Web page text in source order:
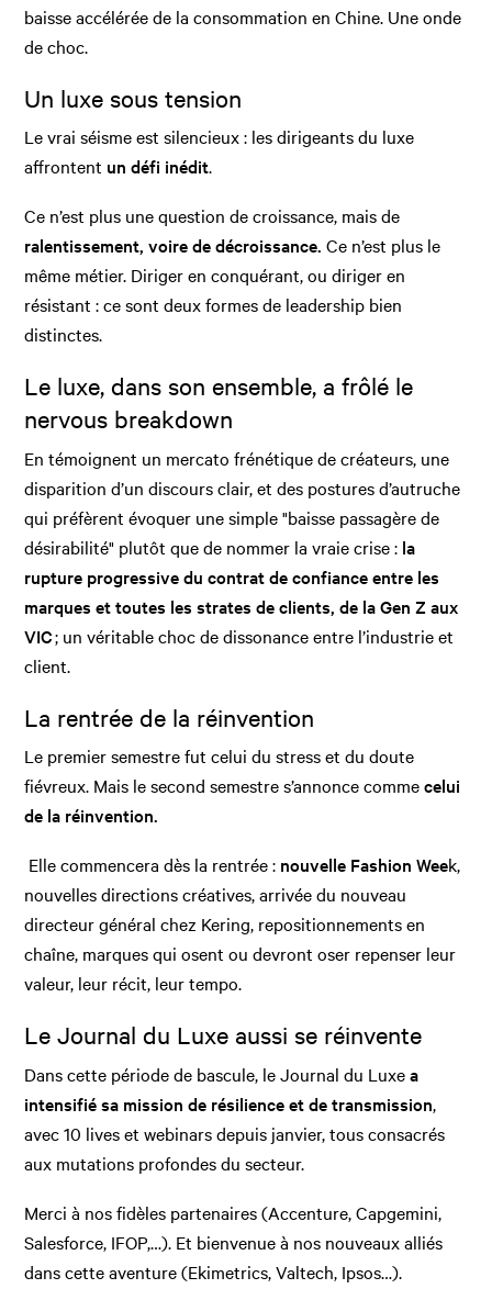
baisse accélérée de la consommation en Chine. Une onde
de choc.
Un luxe sous tension
Le vrai séisme est silencieux : les dirigeants du luxe
affrontent un défi inédit.
Ce n’est plus une question de croissance, mais de
ralentissement, voire de décroissance. Ce n’est plus le
même métier. Diriger en conquérant, ou diriger en
résistant : ce sont deux formes de leadership bien
distinctes.
Le luxe, dans son ensemble, a frôlé le
nervous breakdown
En témoignent un mercato frénétique de créateurs, une
disparition d’un discours clair, et des postures d’autruche
qui préfèrent évoquer une simple "baisse passagère de
désirabilité" plutôt que de nommer la vraie crise : la
rupture progressive du contrat de confiance entre les
marques et toutes les strates de clients, de la Gen Z aux
VIC; un véritable choc de dissonance entre l’industrie et
client.
La rentrée de la réinvention
Le premier semestre fut celui du stress et du doute
fiévreux. Mais le second semestre s’annonce commecelui
de la réinvention.
Elle commencera dès la rentrée : nouvelle Fashion Week,
nouvelles directions créatives, arrivée du nouveau
directeur général chez Kering, repositionnements en
chaîne, marques qui osent ou devront oser repenser leur
valeur, leur récit, leur tempo.
Le Journal du Luxe aussi se réinvente
Dans cette période de bascule, le Journal du Luxea
intensifié sa mission de résilience et de transmission,
avec 10 lives et webinars depuis janvier, tous consacrés
aux mutations profondes du secteur.
Merci à nos fidèles partenaires (Accenture, Capgemini,
Salesforce, IFOP,…). Et bienvenue à nos nouveaux alliés
dans cette aventure (Ekimetrics, Valtech, Ipsos…).